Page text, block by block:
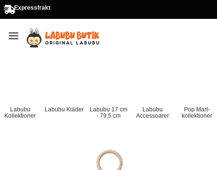
Expressfrakt
Labubu
Kollektioner
Labubu Kläder
Labubu 17 cm
- 79,5 cm
Labubu
Accessoarer
Pop Mart-
kollektioner